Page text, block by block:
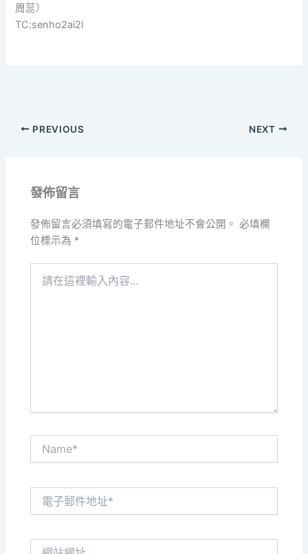
周蕊）
TC:senho2ai2l
PREVIOUS NEXT
發佈留言
發佈留言必須填寫的電子郵件地址不會公開。 必填欄
位標示為 *